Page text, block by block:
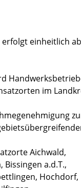
einheitlich ab
im
Aichwald,
a.d.T.,
Hochdorf,